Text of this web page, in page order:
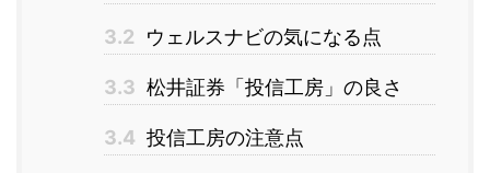
3.2 ウェルスナビの気になる点
3.3 松井証券「投信工房」の良さ
3.4 投信工房の注意点